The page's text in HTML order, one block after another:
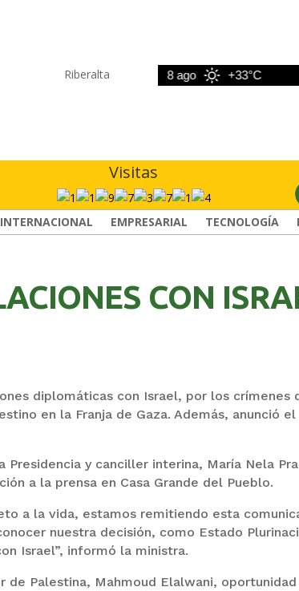
Riberalta
+33°C 8 ago +33°C
Visitas
INTERNACIONAL EMPRESARIAL TECNOLOGÍA
CON
diplomáticas con Israel, por los crímenes
en la Franja de Gaza. Además, anunció el
y canciller interina, María Nela
a la prensa en Casa Grande del Pueblo.
a la vida, estamos remitiendo esta
nuestra decisión, como Estado
Israel”, informó la ministra.
de Palestina, Mahmoud Elalwani,